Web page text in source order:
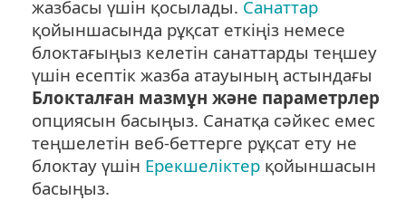
жазбасы үшін қосылады. Санаттар
қойыншасында рұқсат еткіңіз немесе
блоктағыңыз келетін санаттарды теңшеу
үшін есептік жазба атауының астындағы
Блокталған мазмұн және параметрлер
опциясын басыңыз. Санатқа сәйкес емес
теңшелетін веб-беттерге рұқсат ету не
блоктау үшін Ерекшеліктер қойыншасын
басыңыз.